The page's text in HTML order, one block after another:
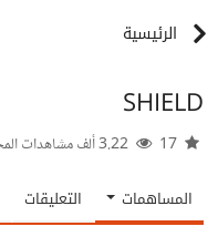
الرئيسية
SHIELD
المساهمات التعليقات